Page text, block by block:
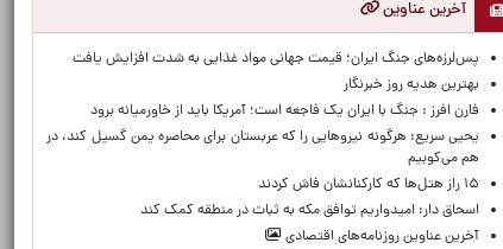
آخرین عناوین
پس‌لرزه‌های جنگ ایران؛ قیمت جهانی مواد غذایی به شدت افزایش یافت
بهترین هدیه روز خبرنگار
فارن افرز : جنگ با ایران یک فاجعه است؛ آمریکا باید از خاورمیانه برود
یحیی سریع: هرگونه نیروهایی را که عربستان برای محاصره یمن گسیل کند، در
هم می‌کوبیم
۱۵ راز هتل‌ها که کارکنانشان فاش کردند
اسحاق دار: امیدواریم توافق مکه به ثبات در منطقه کمک کند
آخرین عناوین روزنامه‌های اقتصادی